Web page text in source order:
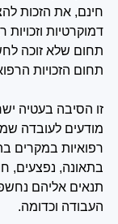
חינם, את הזכות
דמוקרטיות
תחום שלא זוכה
תחום הזכויות
זו הסיבה בעטיה
מודעים לעובדה
רפואיות במקרים
בתאונה, נפצעים,
תנאים אליהם
העבודה וכדומה.